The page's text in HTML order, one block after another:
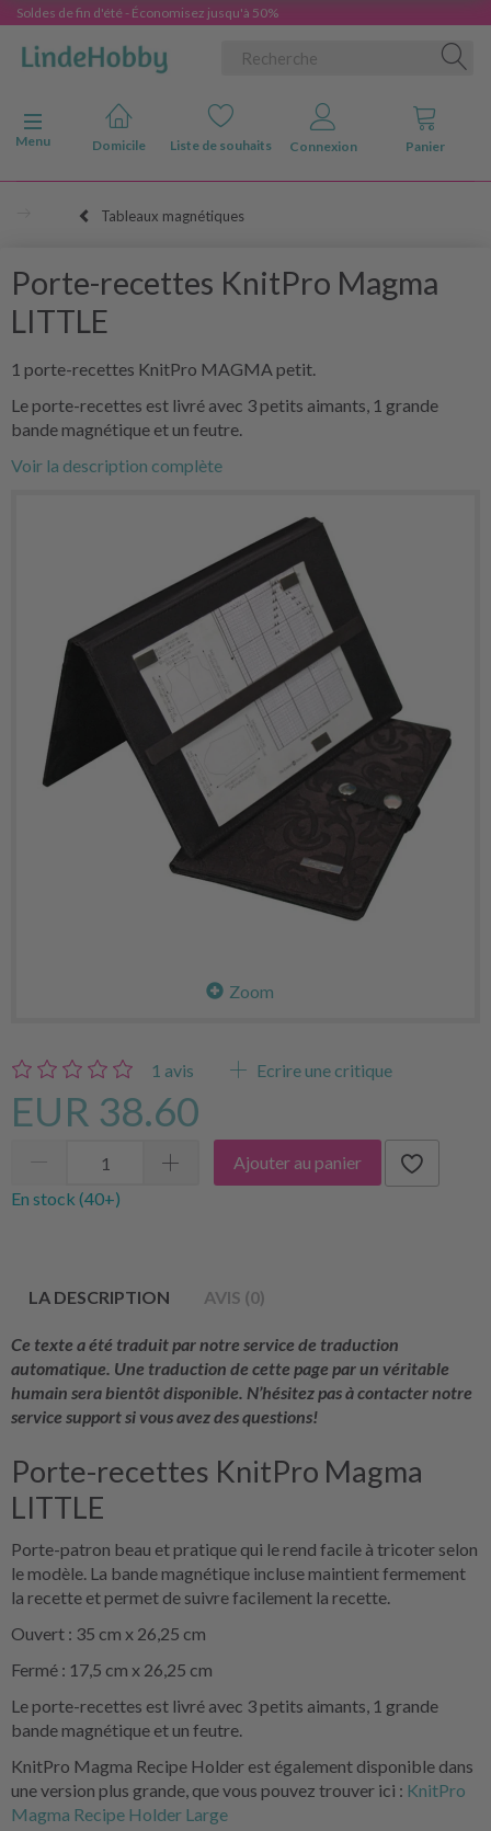
Soldes de fin d'été - Économisez jusqu'à 50%
Basculer la navigation
Menu
Domicile Liste de souhaits Connexion Panier
Tableaux magnétiques
Porte-recettes KnitPro Magma
LITTLE
1 porte-recettes KnitPro MAGMA petit.
Le porte-recettes est livré avec 3 petits aimants, 1 grande
bande magnétique et un feutre.
Voir la description complète
Zoom
1 avis Ecrire une critique
EUR 38.60
Ajouter au panier
En stock (40+)
LA DESCRIPTION AVIS (0)
Ce texte a été traduit par notre service de traduction
automatique. Une traduction de cette page par un véritable
humain sera bientôt disponible. N’hésitez pas à contacter notre
service support si vous avez des questions!
Porte-recettes KnitPro Magma
LITTLE
Porte-patron beau et pratique qui le rend facile à tricoter selon
le modèle. La bande magnétique incluse maintient fermement
la recette et permet de suivre facilement la recette.
Ouvert : 35 cm x 26,25 cm
Fermé : 17,5 cm x 26,25 cm
Le porte-recettes est livré avec 3 petits aimants, 1 grande
bande magnétique et un feutre.
KnitPro Magma Recipe Holder est également disponible dans
une version plus grande, que vous pouvez trouver ici : KnitPro
Magma Recipe Holder Large